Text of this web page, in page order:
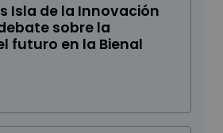
Isla de la Innovación
sobre la
futuro en la Bienal